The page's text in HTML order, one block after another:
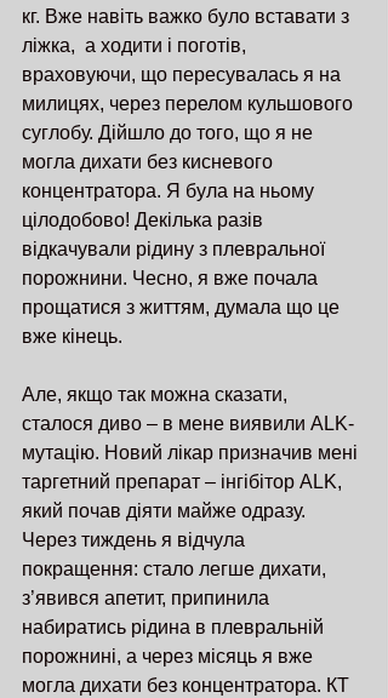
кг. Вже навіть важко було вставати з
ліжка,  а ходити і поготів,
враховуючи, що пересувалась я на
милицях, через перелом кульшового
суглобу. Дійшло до того, що я не
могла дихати без кисневого
концентратора. Я була на ньому
цілодобово! Декілька разів
відкачували рідину з плевральної
порожнини. Чесно, я вже почала
прощатися з життям, думала що це
вже кінець.
Але, якщо так можна сказати,
сталося диво – в мене виявили ALK-
мутацію. Новий лікар призначив мені
таргетний препарат – інгібітор ALK,
який почав діяти майже одразу.
Через тиждень я відчула
покращення: стало легше дихати,
з’явився апетит, припинила
набиратись рідина в плевральній
порожнині, а через місяць я вже
могла дихати без концентратора. КТ